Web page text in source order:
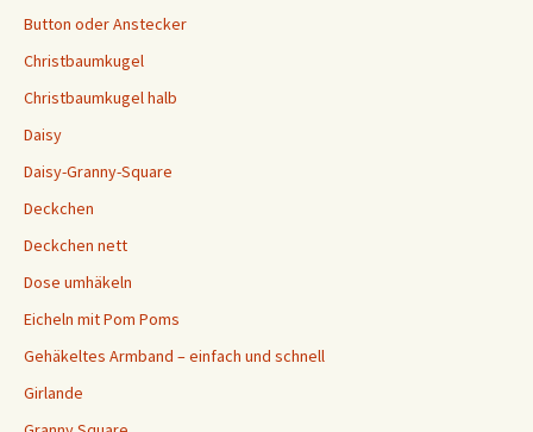
Button oder Anstecker
Christbaumkugel
Christbaumkugel halb
Daisy
Daisy-Granny-Square
Deckchen
Deckchen nett
Dose umhäkeln
Eicheln mit Pom Poms
Gehäkeltes Armband – einfach und schnell
Girlande